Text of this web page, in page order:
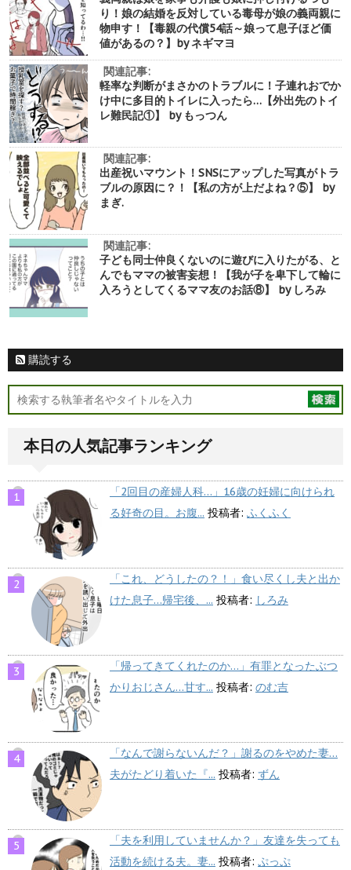
り！娘の結婚を反対している毒母が娘の義両親に
物申す！【毒親の代償54話～娘って息子ほど価
値があるの？】by ネギマヨ
関連記事:
軽率な判断がまさかのトラブルに！子連れおでか
け中に多目的トイレに入ったら…【外出先のトイ
レ難民記①】 by もっつん
関連記事:
出産祝いマウント！SNSにアップした写真がトラ
ブルの原因に？！【私の方が上だよね？⑤】 by
まぎ.
関連記事:
子ども同士仲良くないのに遊びに入りたがる、と
んでもママの被害妄想！【我が子を卑下して輪に
入ろうとしてくるママ友のお話⑧】 by しろみ
購読する
本日の人気記事ランキング
「2回目の産婦人科…」16歳の妊婦に向けられ
る好奇の目。お腹... 投稿者: ふくふく
「これ、どうしたの？！」食い尽くし夫と出か
けた息子…帰宅後、... 投稿者: しろみ
「帰ってきてくれたのか…」有罪となったぶつ
かりおじさん…甘す... 投稿者: のむ吉
「なんで謝らないんだ？」謝るのをやめた妻…
夫がたどり着いた『... 投稿者: ずん
「夫を利用していませんか？」友達を失っても
活動を続ける夫。妻... 投稿者: ぷっぷ